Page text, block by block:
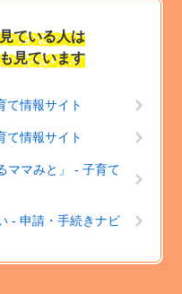
ている人は
見ています
て情報サイト
て情報サイト
ママみと」 - 子育て
- 申請・手続きナビ